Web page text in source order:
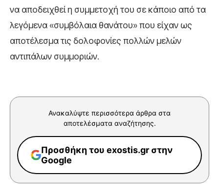
να αποδειχθεί η συμμετοχή του σε κάποιο από τα
λεγόμενα «συμβόλαια θανάτου» που είχαν ως
αποτέλεσμα τις δολοφονίες πολλών μελών
αντιπάλων συμμοριών.
Ανακαλύψτε περισσότερα άρθρα στα
αποτελέσματα αναζήτησης.
Προσθήκη του exostis.gr στην
Google